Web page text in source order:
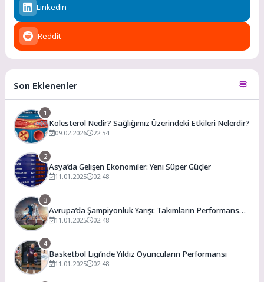
Linkedin
Reddit
Son Eklenenler
1
Kolesterol Nedir? Sağlığımız Üzerindeki Etkileri Nelerdir?
09.02.2026 22:54
2
Asya’da Gelişen Ekonomiler: Yeni Süper Güçler
11.01.2025 02:48
3
Avrupa’da Şampiyonluk Yarışı: Takımların Performans
Analizi
11.01.2025 02:48
4
Basketbol Ligi’nde Yıldız Oyuncuların Performansı
11.01.2025 02:48